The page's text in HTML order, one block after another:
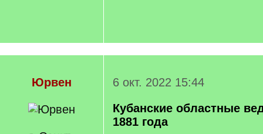
Юрвен
6 окт. 2022 15:44
Кубанские областные
1881 года